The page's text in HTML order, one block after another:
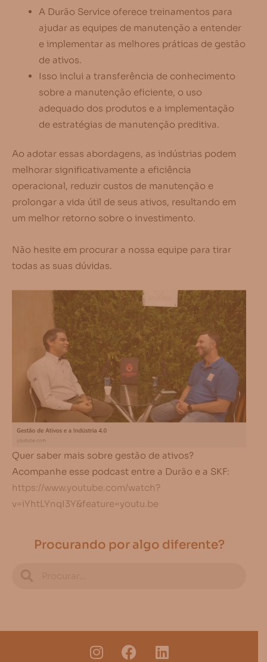
A Durão Service oferece treinamentos para
ajudar as equipes de manutenção a entender
e implementar as melhores práticas de gestão
de ativos.
Isso inclui a transferência de conhecimento
sobre a manutenção eficiente, o uso
adequado dos produtos e a implementação
de estratégias de manutenção preditiva.
Ao adotar essas abordagens, as indústrias podem
melhorar significativamente a eficiência
operacional, reduzir custos de manutenção e
prolongar a vida útil de seus ativos, resultando em
um melhor retorno sobre o investimento.
Não hesite em procurar a nossa equipe para tirar
todas as suas dúvidas.
Quer saber mais sobre gestão de ativos?
Acompanhe esse podcast entre a Durão e a SKF:
https://www.youtube.com/watch?
v=iYhtLYnqI3Y&feature=youtu.be
Procurando por algo diferente?